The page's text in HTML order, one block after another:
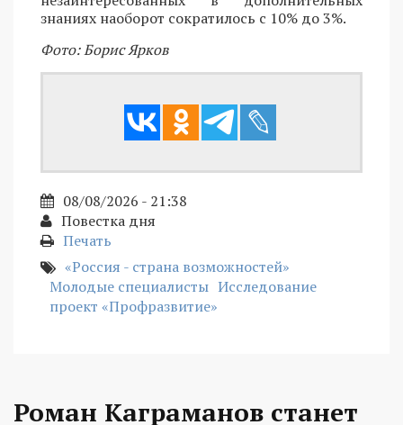
знаниях наоборот сократилось с 10% до 3%.
Фото: Борис Ярков
08/08/2026 - 21:38
Повестка дня
Печать
«Россия - страна возможностей»
Молодые специалисты Исследование
проект «Профразвитие»
Роман Каграманов станет